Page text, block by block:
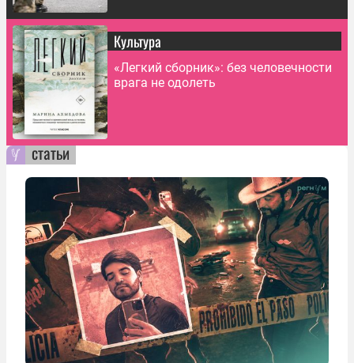
Культура
«Легкий сборник»: без человечности
врага не одолеть
статьи